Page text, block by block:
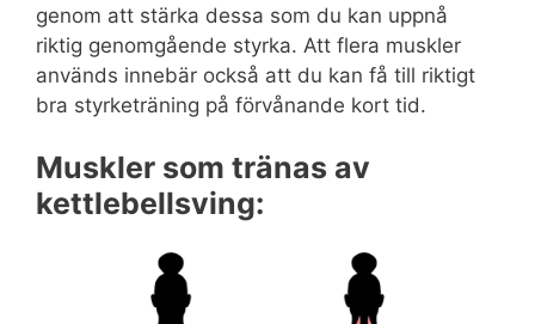
genom att stärka dessa som du kan uppnå
riktig genomgående styrka. Att flera muskler
används innebär också att du kan få till riktigt
bra styrketräning på förvånande kort tid.
Muskler som tränas av
kettlebellsving: